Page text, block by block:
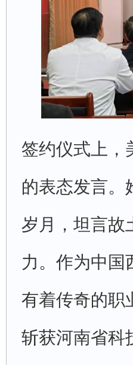
签约仪式上，
的表态发言。
岁月，坦言故
力。作为中国
有着传奇的职
斩获河南省科